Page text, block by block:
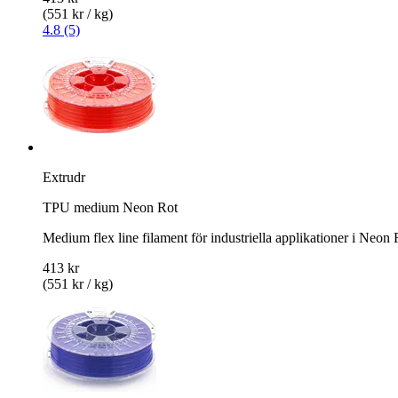
(551 kr / kg)
4.8 (5)
Extrudr
TPU medium Neon Rot
Medium flex line filament för industriella applikationer i Neon
413 kr
(551 kr / kg)